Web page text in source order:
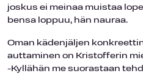
joskus ei meinaa muistaa
bensa loppuu, hän nauraa.
Oman kädenjäljen
auttaminen on Kristofferin
-Kyllähän me suorastaan